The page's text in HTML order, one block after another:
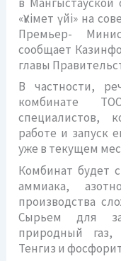
«Үкімет үйі» на
Премьер-
сообщает
главы
В частности,
комбинате
специалистов,
работе и запуск
уже в текущем
Комбинат будет
аммиака,
производства
Сырьем для
природный газ,
Тенгиз и